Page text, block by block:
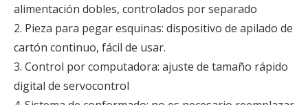
alimentación dobles, controlados por separado
2. Pieza para pegar esquinas: dispositivo de apilado de
cartón continuo, fácil de usar.
3. Control por computadora: ajuste de tamaño rápido
digital de servocontrol